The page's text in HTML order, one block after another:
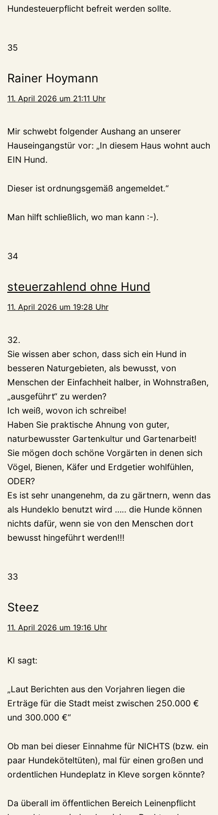
Hundesteuerpflicht befreit werden sollte.
35
Rainer Hoymann
11. April 2026 um 21:11 Uhr
Mir schwebt folgender Aushang an unserer
Hauseingangstür vor: „In diesem Haus wohnt auch
EIN Hund.
Dieser ist ordnungsgemäß angemeldet.“
Man hilft schließlich, wo man kann :-).
34
steuerzahlend ohne Hund
11. April 2026 um 19:28 Uhr
32.
Sie wissen aber schon, dass sich ein Hund in
besseren Naturgebieten, als bewusst, von
Menschen der Einfachheit halber, in Wohnstraßen,
„ausgeführt“ zu werden?
Ich weiß, wovon ich schreibe!
Haben Sie praktische Ahnung von guter,
naturbewusster Gartenkultur und Gartenarbeit!
Sie mögen doch schöne Vorgärten in denen sich
Vögel, Bienen, Käfer und Erdgetier wohlfühlen,
ODER?
Es ist sehr unangenehm, da zu gärtnern, wenn das
als Hundeklo benutzt wird ….. die Hunde können
nichts dafür, wenn sie von den Menschen dort
bewusst hingeführt werden!!!
33
Steez
11. April 2026 um 19:16 Uhr
KI sagt:
„Laut Berichten aus den Vorjahren liegen die
Erträge für die Stadt meist zwischen 250.000 €
und 300.000 €“
Ob man bei dieser Einnahme für NICHTS (bzw. ein
paar Hundeköteltüten), mal für einen großen und
ordentlichen Hundeplatz in Kleve sorgen könnte?
Da überall im öffentlichen Bereich Leinenpflicht